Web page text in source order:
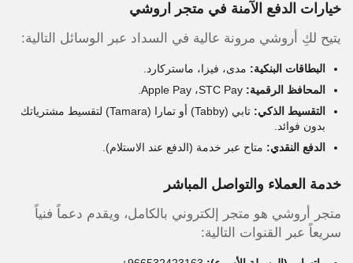
خيارات الدفع الآمنة في متجر اروشي
يتيح لكِ أروشي مرونة عالية في السداد عبر الوسائل التالية:
البطاقات البنكية: مدى، فيزا، ماستركارد.
المحافظ الرقمية:
التقسيط الذكي:
تابي (Tabby) أو تمارا (Tamara) لتقسيط مشترياتك
بدون فوائد.
الدفع النقدي: متاح عبر خدمة (الدفع عند الاستلام).
خدمة العملاء والتواصل المباشر
متجر أروشي هو متجر إلكتروني بالكامل، ويقدم دعماً فنياً
سريعاً عبر القنوات التالية: